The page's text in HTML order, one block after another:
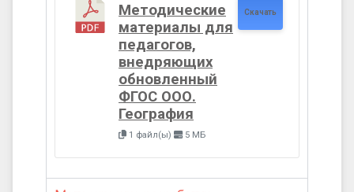
Методические
материалы для
педагогов,
внедряющих
обновленный
ФГОС ООО.
География
1 файл(ы) 5 МБ
Скачать